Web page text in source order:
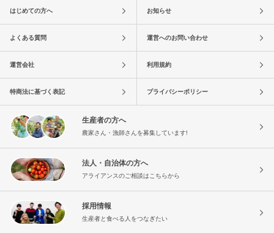
はじめての方へ お知らせ
よくある質問 運営へのお問い合わせ
運営会社 利用規約
特商法に基づく表記 プライバシーポリシー
生産者の方へ
農家さん・漁師さんを募集しています!
法人・自治体の方へ
アライアンスのご相談はこちらから
採用情報
生産者と食べる人をつなぎたい